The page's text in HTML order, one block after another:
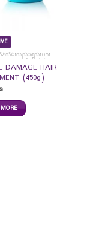
မ်းသည့်ပစ္စည်းများ
DAMAGE HAIR
(450g)